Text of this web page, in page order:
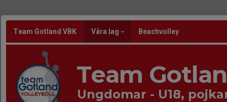
Team Gotland VBK Våra lag Beachvolley
Team
Ungdomar - U18,